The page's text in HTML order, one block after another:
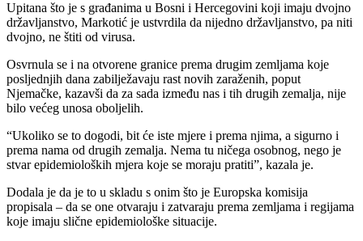
Upitana što je s građanima u Bosni i Hercegovini koji imaju dvojno
državljanstvo, Markotić je ustvrdila da nijedno državljanstvo, pa niti
dvojno, ne štiti od virusa.
Osvrnula se i na otvorene granice prema drugim zemljama koje
posljednjih dana zabilježavaju rast novih zaraženih, poput
Njemačke, kazavši da za sada između nas i tih drugih zemalja, nije
bilo većeg unosa oboljelih.
“Ukoliko se to dogodi, bit će iste mjere i prema njima, a sigurno i
prema nama od drugih zemalja. Nema tu ničega osobnog, nego je
stvar epidemioloških mjera koje se moraju pratiti”, kazala je.
Dodala je da je to u skladu s onim što je Europska komisija
propisala – da se one otvaraju i zatvaraju prema zemljama i regijama
koje imaju slične epidemiološke situacije.